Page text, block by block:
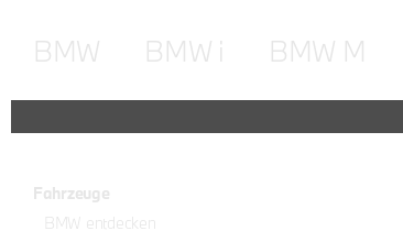
BMW BMW i BMW M
Fahrzeuge
BMW entdecken